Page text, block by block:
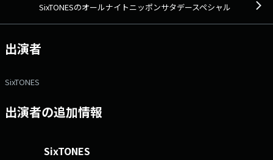
SixTONESのオールナイトニッポンサタデースペシャル
出演者
SixTONES
出演者の追加情報
SixTONES